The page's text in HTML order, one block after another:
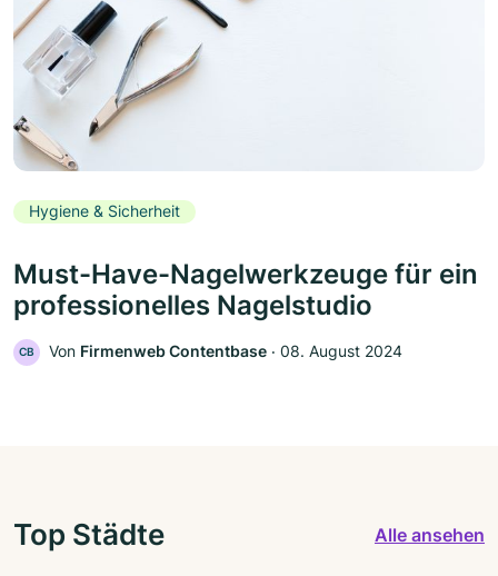
Hygiene & Sicherheit
Must-Have-Nagelwerkzeuge für ein
professionelles Nagelstudio
CB Von Firmenweb Contentbase ‧ 08. August 2024
Top Städte Alle ansehen